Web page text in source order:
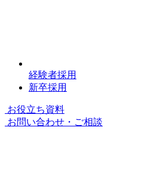
経験者採用
新卒採用
お役⽴ち資料
お問い合わせ・ご相談